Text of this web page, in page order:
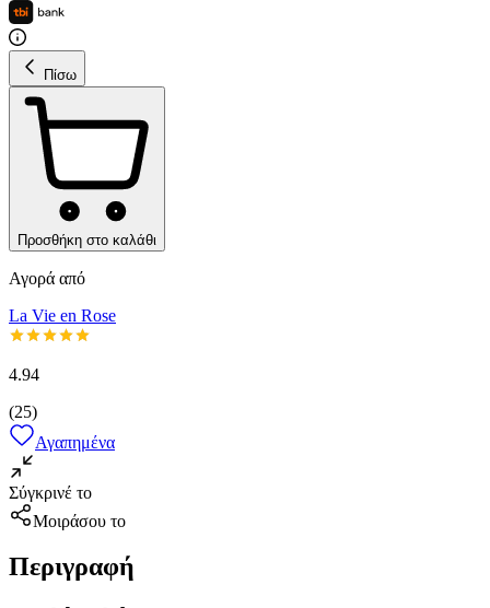
Πίσω
Προσθήκη στο καλάθι
Αγορά από
La Vie en Rose
4.94
(25)
Αγαπημένα
Σύγκρινέ το
Μοιράσου το
Περιγραφή